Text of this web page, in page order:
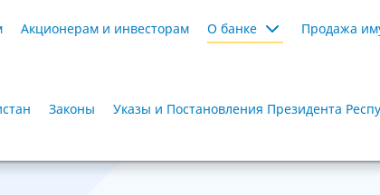
Акционерам и инвесторам О банке Продажа
Законы Указы и Постановления Президента